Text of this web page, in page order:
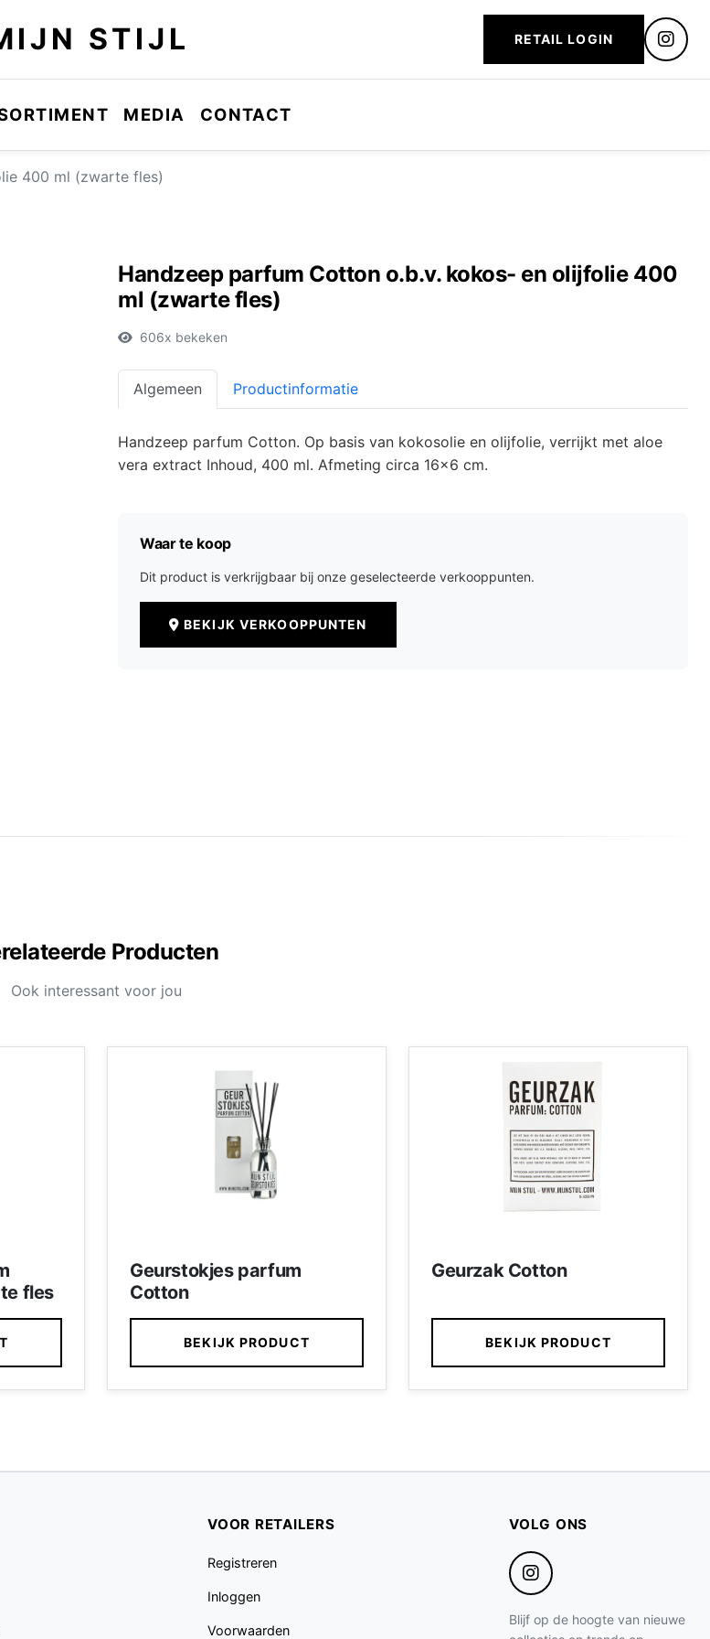
STIJL RETAIL LOGIN
MEDIA CONTACT
400 ml (zwarte fles)
Handzeep parfum Cotton o.b.v. kokos- en olijfolie 400
ml (zwarte fles)
606x bekeken
Algemeen Productinformatie
Handzeep parfum Cotton. Op basis van kokosolie en olijfolie, verrijkt met aloe
vera extract Inhoud, 400 ml. Afmeting circa 16x6 cm.
Waar te koop
Dit product is verkrijgbaar bij onze geselecteerde verkooppunten.
BEKIJK VERKOOPPUNTEN
Producten
Ook interessant voor jou
fles
Geurstokjes parfum
Cotton
BEKIJK PRODUCT
Geurzak Cotton
BEKIJK PRODUCT
VOOR RETAILERS
Registreren
Inloggen
Voorwaarden
VOLG ONS
Blijf op de hoogte van nieuwe